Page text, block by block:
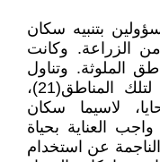
بتنبيه سكان
من الزراعة. وكانت
الملوثة. وتناول
آلاف المواطنين المنتجات الغذائية لتلك المناطق(21)،
لاسيما سكان
العناية بحياة
الناجمة عن استخدام